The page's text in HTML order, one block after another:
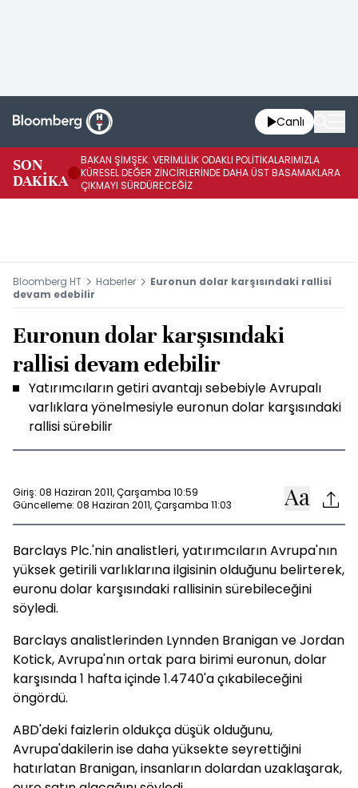
Canlı
SON
DAKİKA
BAKAN ŞİMŞEK: VERİMLİLİK ODAKLI POLİTİKALARIMIZLA
KÜRESEL DEĞER ZİNCİRLERİNDE DAHA ÜST BASAMAKLARA
ÇIKMAYI SÜRDÜRECEĞİZ
Bloomberg HT Haberler
Euronun dolar karşısındaki rallisi
devam edebilir
Euronun dolar karşısındaki
rallisi devam edebilir
Yatırımcıların getiri avantajı sebebiyle Avrupalı
varlıklara yönelmesiyle euronun dolar karşısındaki
rallisi sürebilir
Giriş: 08 Haziran 2011, Çarşamba 10:59
Güncelleme: 08 Haziran 2011, Çarşamba 11:03
Barclays Plc.'nin analistleri, yatırımcıların Avrupa'nın
yüksek getirili varlıklarına ilgisinin olduğunu belirterek,
euronu dolar karşısındaki rallisinin sürebileceğini
söyledi.
Barclays analistlerinden Lynnden Branigan ve Jordan
Kotick, Avrupa'nın ortak para birimi euronun, dolar
karşısında 1 hafta içinde 1.4740'a çıkabileceğini
öngördü.
ABD'deki faizlerin oldukça düşük olduğunu,
Avrupa'dakilerin ise daha yüksekte seyrettiğini
hatırlatan Branigan, insanların dolardan uzaklaşarak,